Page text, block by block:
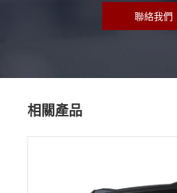
聯絡我們
相關產品